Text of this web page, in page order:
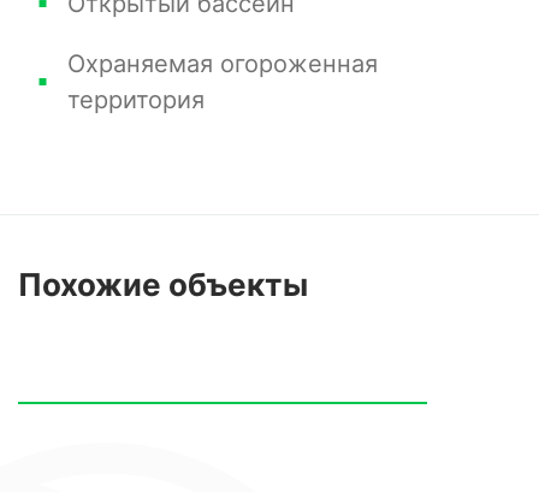
Охраняемая огороженная
территория
Похожие объекты